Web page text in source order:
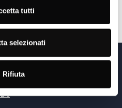
tutti
selezionati
Rifiuta | UID-Nr.: CHE-428.185.888